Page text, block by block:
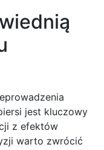
jest kluczowy
z efektów
warto zwrócić